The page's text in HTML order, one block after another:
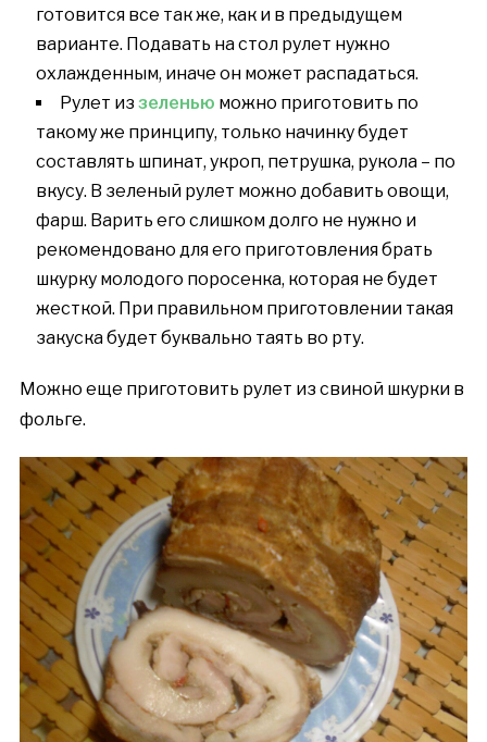
готовится все так же, как и в предыдущем
варианте. Подавать на стол рулет нужно
охлажденным, иначе он может распадаться.
Рулет из зеленью можно приготовить по
такому же принципу, только начинку будет
составлять шпинат, укроп, петрушка, рукола – по
вкусу. В зеленый рулет можно добавить овощи,
фарш. Варить его слишком долго не нужно и
рекомендовано для его приготовления брать
шкурку молодого поросенка, которая не будет
жесткой. При правильном приготовлении такая
закуска будет буквально таять во рту.
Можно еще приготовить рулет из свиной шкурки в
фольге.